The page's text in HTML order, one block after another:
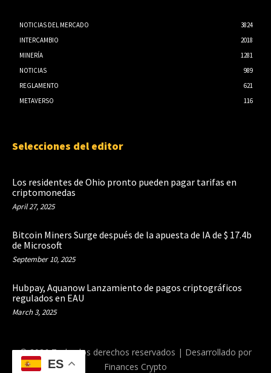
NOTICIAS DEL MERCADO
3824
INTERCAMBIO
2018
MINERÍA
1281
NOTICIAS
989
REGLAMENTO
621
METAVERSO
116
Selecciones del editor
Los residentes de Ohio pronto pueden pagar tarifas en
criptomonedas
April 27, 2025
Bitcoin Miners Surge después de la apuesta de IA de $ 17.4b
de Microsoft
September 10, 2025
Hubpay, Aquanow Lanzamiento de pagos criptográficos
regulados en EAU
March 3, 2025
© 2026 Todos los derechos reservados | Desarrollado por
Finances Crypto
ES